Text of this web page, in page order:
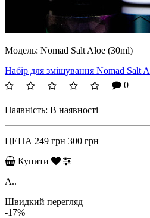
Модель: Nomad Salt Aloe (30ml)
Набір для змішування Nomad Salt
0
Наявність: В наявності
ЦЕНА 249 грн 300 грн
Купити
A..
Швидкий перегляд
-17%